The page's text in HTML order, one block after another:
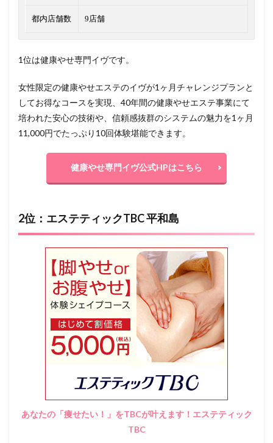
都内店舗数 9店舗
1位は健康やせ専門イヴです。
女性限定の健康やせエステのイヴが1ヶ月チャレンジプランと
してお得なコースを実現、40年間の健康やせエステ事業にて
培われた安心の技術や、信頼感抜群のシステムの魅力を1ヶ月
11,000円でたっぷり10回体験堪能できます。
健康やせ専門イヴ公式HPはこちら
2位：エステティックTBC 平和島
あなたの「痩せたい！」をTBCが叶えます！エステティック
TBC